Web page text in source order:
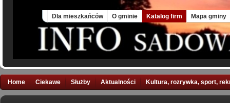
Dla mieszkańców O gminie Katalog firm Mapa gminy
Home Ciekawe Służby Aktualności Kultura, rozrywka, sport,